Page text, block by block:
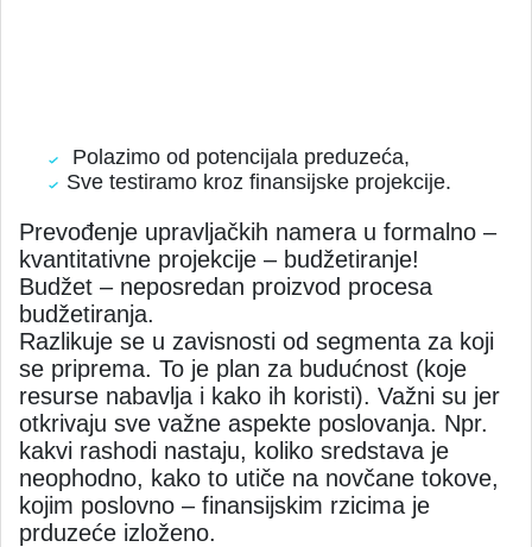
Polazimo od potencijala preduzeća,
Sve testiramo kroz finansijske projekcije.
Prevođenje upravljačkih namera u formalno –
kvantitativne projekcije – budžetiranje!
Budžet – neposredan proizvod procesa
budžetiranja.
Razlikuje se u zavisnosti od segmenta za koji
se priprema. To je plan za budućnost (koje
resurse nabavlja i kako ih koristi). Važni su jer
otkrivaju sve važne aspekte poslovanja. Npr.
kakvi rashodi nastaju, koliko sredstava je
neophodno, kako to utiče na novčane tokove,
kojim poslovno – finansijskim rzicima je
prduzeće izloženo.